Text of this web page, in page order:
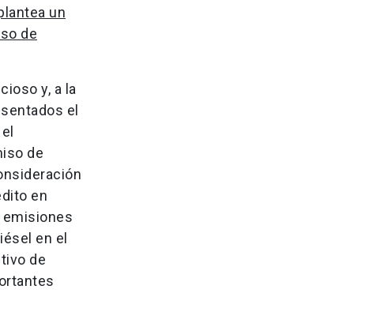
un
de
y, a la
el
de
en
emisiones
en el
de